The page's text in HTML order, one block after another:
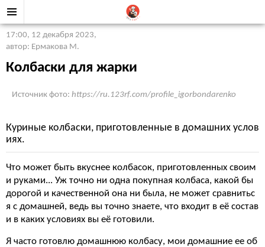
17:00, 12 декабря 2023,
автор: Ермакова М.
Колбаски для жарки
Источник фото: https://ru.123rf.com/profile_igorbondarenko
Куриные колбаски, приготовленные в домашних услов
иях.
Что может быть вкуснее колбасок, приготовленных своим
и руками... Уж точно ни одна покупная колбаса, какой бы
дорогой и качественной она ни была, не может сравнитьс
я с домашней, ведь вы точно знаете, что входит в её состав
и в каких условиях вы её готовили.
Я часто готовлю домашнюю колбасу, мои домашние ее об